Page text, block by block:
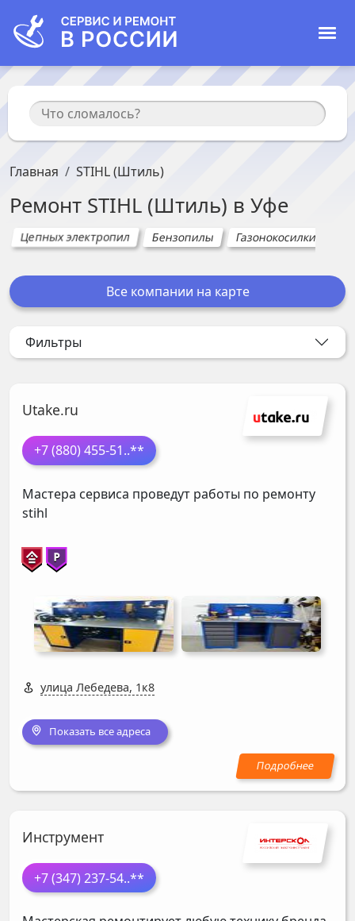
Главная STIHL (Штиль)
Ремонт STIHL (Штиль) в Уфе
Цепных электропил Бензопилы Газонокосилки
Utake.ru
+7 (880) 455-51..**
Мастера сервиса проведут работы по ремонту
stihl
улица Лебедева, 1к8
Показать все адреса
Инструмент
+7 (347) 237-54..**
Все компании на карте
Фильтры